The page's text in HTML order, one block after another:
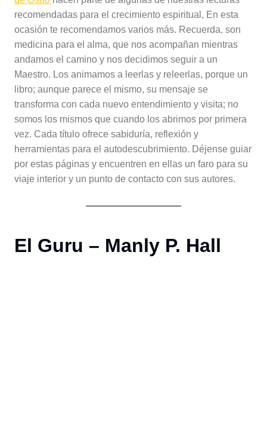
recomendadas para el crecimiento espiritual, En esta
ocasión te recomendamos varios más. Recuerda, son
medicina para el alma, que nos acompañan mientras
andamos el camino y nos decidimos seguir a un
Maestro. Los animamos a leerlas y releerlas, porque un
libro; aunque parece el mismo, su mensaje se
transforma con cada nuevo entendimiento y visita; no
somos los mismos que cuando los abrimos por primera
vez. Cada título ofrece sabiduría, reflexión y
herramientas para el autodescubrimiento. Déjense guiar
por estas páginas y encuentren en ellas un faro para su
viaje interior y un punto de contacto con sus autores.
El Guru – Manly P. Hall